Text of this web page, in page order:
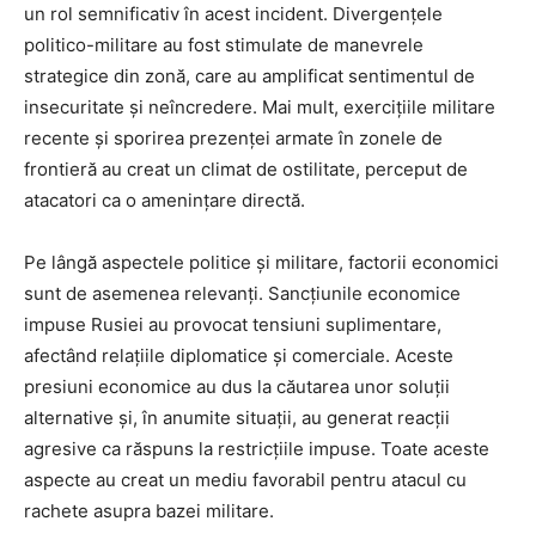
un rol semnificativ în acest incident. Divergențele
politico-militare au fost stimulate de manevrele
strategice din zonă, care au amplificat sentimentul de
insecuritate și neîncredere. Mai mult, exercițiile militare
recente și sporirea prezenței armate în zonele de
frontieră au creat un climat de ostilitate, perceput de
atacatori ca o amenințare directă.
Pe lângă aspectele politice și militare, factorii economici
sunt de asemenea relevanți. Sancțiunile economice
impuse Rusiei au provocat tensiuni suplimentare,
afectând relațiile diplomatice și comerciale. Aceste
presiuni economice au dus la căutarea unor soluții
alternative și, în anumite situații, au generat reacții
agresive ca răspuns la restricțiile impuse. Toate aceste
aspecte au creat un mediu favorabil pentru atacul cu
rachete asupra bazei militare.